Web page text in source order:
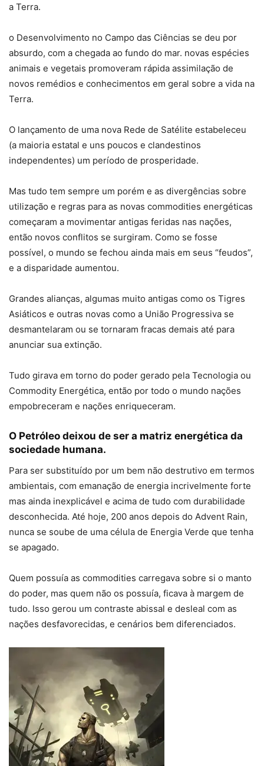
a Terra.
o Desenvolvimento no Campo das Ciências se deu por
absurdo, com a chegada ao fundo do mar. novas espécies
animais e vegetais promoveram rápida assimilação de
novos remédios e conhecimentos em geral sobre a vida na
Terra.
O lançamento de uma nova Rede de Satélite estabeleceu
(a maioria estatal e uns poucos e clandestinos
independentes) um período de prosperidade.
Mas tudo tem sempre um porém e as divergências sobre
utilização e regras para as novas commodities energéticas
começaram a movimentar antigas feridas nas nações,
então novos conflitos se surgiram. Como se fosse
possível, o mundo se fechou ainda mais em seus “feudos”,
e a disparidade aumentou.
Grandes alianças, algumas muito antigas como os Tigres
Asiáticos e outras novas como a União Progressiva se
desmantelaram ou se tornaram fracas demais até para
anunciar sua extinção.
Tudo girava em torno do poder gerado pela Tecnologia ou
Commodity Energética, então por todo o mundo nações
empobreceram e nações enriqueceram.
O Petróleo deixou de ser a matriz energética da
sociedade humana.
Para ser substituído por um bem não destrutivo em termos
ambientais, com emanação de energia incrivelmente forte
mas ainda inexplicável e acima de tudo com durabilidade
desconhecida. Até hoje, 200 anos depois do Advent Rain,
nunca se soube de uma célula de Energia Verde que tenha
se apagado.
Quem possuía as commodities carregava sobre si o manto
do poder, mas quem não os possuía, ficava à margem de
tudo. Isso gerou um contraste abissal e desleal com as
nações desfavorecidas, e cenários bem diferenciados.